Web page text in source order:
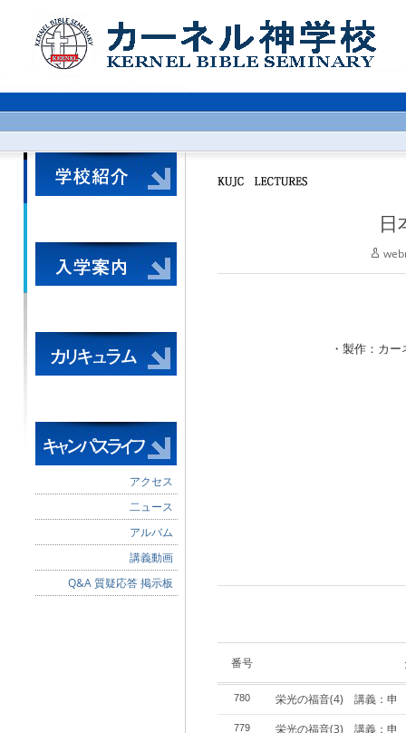
アクセス
二ュース
アルバム
講義動画
Q&A 質疑応答 掲示板
日
・製作：カ
番号
780 栄光の福音(4) 講義：
779 栄光の福音(3) 講義：